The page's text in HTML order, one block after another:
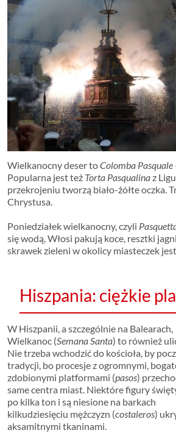
Wielkanocny deser toColomba Pasquale
Popularna jest też Torta Pasqualinaz
przekrojeniu tworzą biało-żółte oczka.
Chrystusa.
Poniedziałek wielkanocny, czyli
się wodą, Włosi pakują koce, resztki
skrawek zieleni w okolicy miasteczek
Hiszpania: ciężkie
W Hiszpanii, a szczególnie na Balearach,
Wielkanoc (Semana Santa) to również
Nie trzeba wchodzić do kościoła, by
tradycji, bo procesje z ogromnymi,
zdobionymi platformami (pasos)
same centra miast. Niektóre figury
po kilka ton i są niesione na barkach
kilkudziesięciu mężczyzn (costaleros)
aksamitnymi tkaninami.